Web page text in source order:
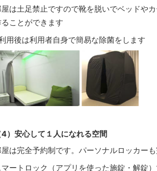
は土足禁止ですので靴を脱いでベッドや
ことができます
用後は利用者自身で簡易な除菌をします
4）安心して１人になれる空間
は完全予約制です。パーソナルロッカー
マートロック（アプリを使った施錠・解錠